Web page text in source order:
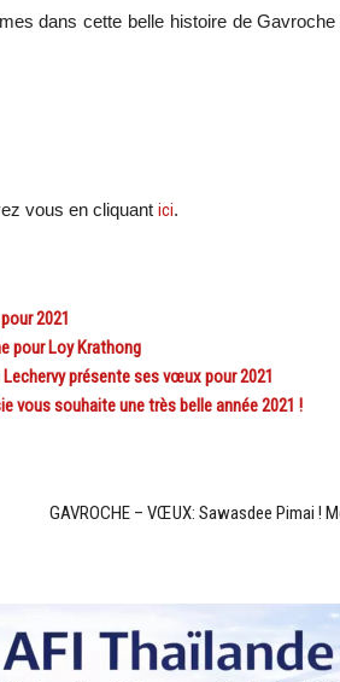
dans cette belle histoire de Gavroche
vous en cliquant ici.
2021
pour Loy Krathong
présente ses vœux pour 2021
vous souhaite une très belle année 2021 !
GAVROCHE – VŒUX: Sawasdee Pimai !